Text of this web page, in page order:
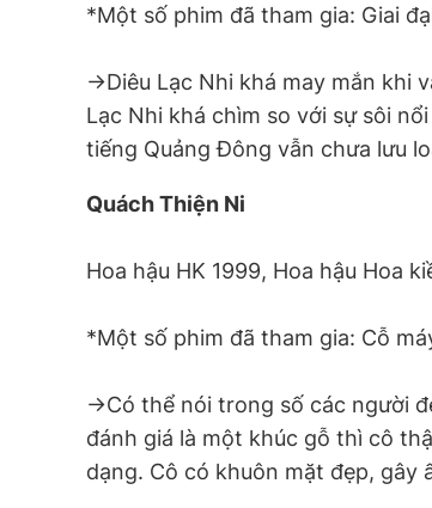
*Một số phim đã tham gia: Giai
->Diêu Lạc Nhi khá may mắn khi
Lạc Nhi khá chìm so với sự sôi
tiếng Quảng Đông vẫn chưa lưu
Quách Thiện Ni
Hoa hậu HK 1999, Hoa hậu Hoa
*Một số phim đã tham gia: Cỗ
->Có thể nói trong số các người
đánh giá là một khúc gỗ thì cô
dạng. Cô có khuôn mặt đẹp, gây